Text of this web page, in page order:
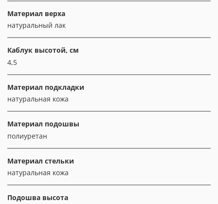
Материал верха
натуральный лак
Каблук высотой, см
4,5
Материал подкладки
натуральная кожа
Материал подошвы
полиуретан
Материал стельки
натуральная кожа
Подошва высота